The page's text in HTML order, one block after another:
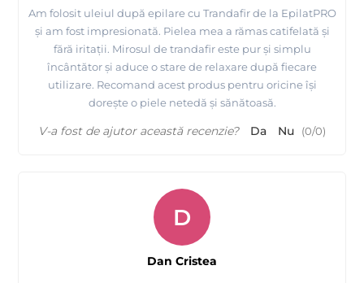
Am folosit uleiul după epilare cu Trandafir de la EpilatPRO
și am fost impresionată. Pielea mea a rămas catifelată și
fără iritații. Mirosul de trandafir este pur și simplu
încântător și aduce o stare de relaxare după fiecare
utilizare. Recomand acest produs pentru oricine își
dorește o piele netedă și sănătoasă.
V-a fost de ajutor această recenzie? Da Nu (0/0)
D
Dan Cristea